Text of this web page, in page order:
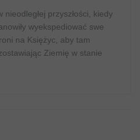
przyszłości, kiedy
wyekspediować swe
na Księżyc, aby tam
Ziemię w stanie